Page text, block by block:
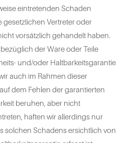
eintretenden Schaden
gesetzlichen Vertreter oder
vorsätzlich gehandelt haben.
der Ware oder Teile
und/oder Haltbarkeitsgarantie
auch im Rahmen dieser
dem Fehlen der garantierten
beruhen, aber nicht
haften wir allerdings nur
solchen Schadens ersichtlich von